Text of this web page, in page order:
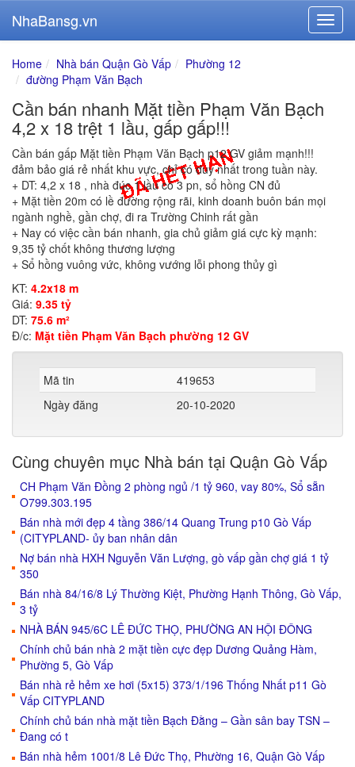
NhaBansg.vn
Home Nhà bán Quận Gò Vấp
Phường 12
đường Phạm Văn Bạch
Cần bán nhanh Mặt tiền Phạm Văn Bạch
4,2 x 18 trệt 1 lầu, gấp gấp!!!
Cần bán gấp Mặt tiền Phạm Văn Bạch p12 GV giảm mạnh!!!
đảm bảo giá rẻ nhất khu vực, chỉ có duy nhất trong tuần này.
+ DT: 4,2 x 18 , nhà đúc 1 lầu có 3 pn, sổ hồng CN đủ
+ Mặt tiền 20m có lề đường rộng rãi, kinh doanh buôn bán mọi
ngành nghề, gần chợ, đi ra Trường Chinh rất gần
+ Nay có việc cần bán nhanh, gia chủ giảm giá cực kỳ mạnh:
9,35 tỷ chốt không thương lượng
+ Sổ hồng vuông vức, không vướng lỗi phong thủy gì
KT: 4.2x18 m
Giá: 9.35 tỷ
DT: 75.6 m²
Đ/c: Mặt tiền Phạm Văn Bạch phường 12 GV
Mã tin
419653
Ngày đăng
20-10-2020
Cùng chuyên mục Nhà bán tại Quận Gò Vấp
CH Phạm Văn Đồng 2 phòng ngủ /1 tỷ 960, vay 80%, Sổ sẵn
O799.303.195
Bán nhà mới đẹp 4 tầng 386/14 Quang Trung p10 Gò Vấp
(CITYPLAND- ủy ban nhân dân
Nợ bán nhà HXH Nguyễn Văn Lượng, gò vấp gần chợ giá 1 tỷ
350
Bán nhà 84/16/8 Lý Thường Kiệt, Phường Hạnh Thông, Gò Vấp,
3 tỷ
NHÀ BÁN 945/6C LÊ ĐỨC THỌ, PHƯỜNG AN HỘI ĐÔNG
Chính chủ bán nhà 2 mặt tiền cực đẹp Dương Quảng Hàm,
Phường 5, Gò Vấp
Bán nhà rẻ hẻm xe hơi (5x15) 373/1/196 Thống Nhất p11 Gò
Vấp CITYPLAND
Chính chủ bán nhà mặt tiền Bạch Đằng – Gần sân bay TSN –
Đang có t
Bán nhà hẻm 1001/8 Lê Đức Thọ, Phường 16, Quận Gò Vấp